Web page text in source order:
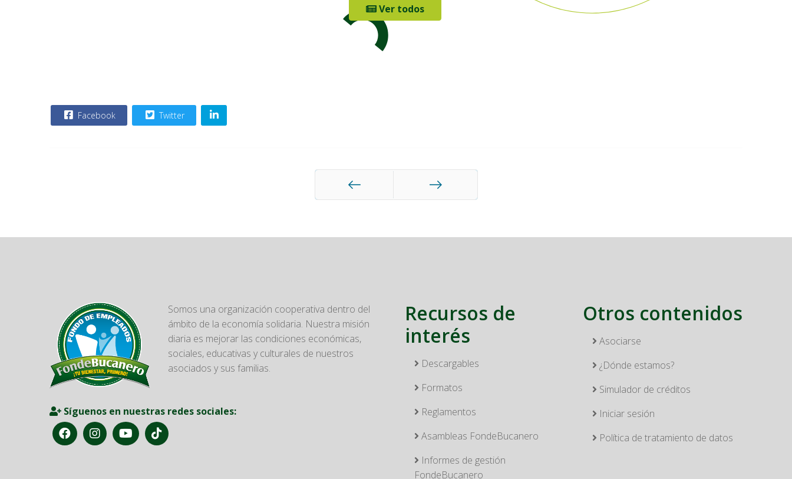
Ver todos
Facebook Twitter
Somos una organización cooperativa dentro del
ámbito de la economía solidaria. Nuestra misión
diaria es mejorar las condiciones económicas,
sociales, educativas y culturales de nuestros
asociados y sus familias.
Síguenos en nuestras redes sociales:
Recursos de
interés
Descargables
Formatos
Reglamentos
Asambleas FondeBucanero
Informes de gestión
FondeBucanero
Otros contenidos
Asociarse
¿Dónde estamos?
Simulador de créditos
Iniciar sesión
Política de tratamiento de datos